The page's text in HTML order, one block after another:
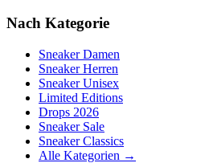
Nach Kategorie
Sneaker Damen
Sneaker Herren
Sneaker Unisex
Limited Editions
Drops 2026
Sneaker Sale
Sneaker Classics
Alle Kategorien →